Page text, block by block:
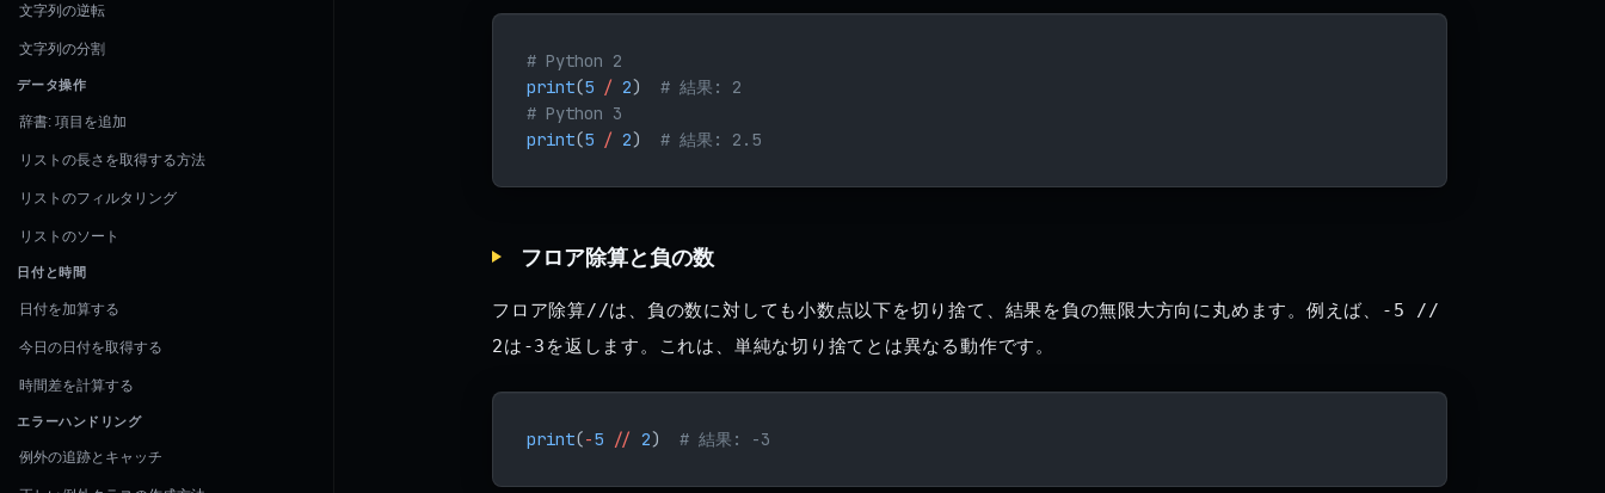
文字列の逆転
文字列の分割
データ操作
辞書: 項目を追加
リストの長さを取得する方法
リストのフィルタリング
リストのソート
日付と時間
日付を加算する
今日の日付を取得する
時間差を計算する
エラーハンドリング
例外の追跡とキャッチ
# Python 2
print(5 / 2) # 結果: 2
# Python 3
print(5 / 2) # 結果: 2.5
フロア除算と負の数
フロア除算//は、負の数に対しても小数点以下を切り捨て、結果を負の無限大方向に丸めます。例えば、
-5 //
2は -3 を返します。これは、単純な切り捨てとは異なる動作です。
print(-5 // 2) # 結果: -3